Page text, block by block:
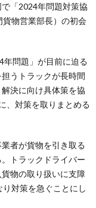
「2024年問題対策協
物営業部長）の初会
年問題」が目前に迫る
うトラックが長時間
決に向け具体策を協
、対策を取りまとめる
者が貨物を引き取る
トラックドライバー
物の取り扱いに支障
対策を急ぐことにし